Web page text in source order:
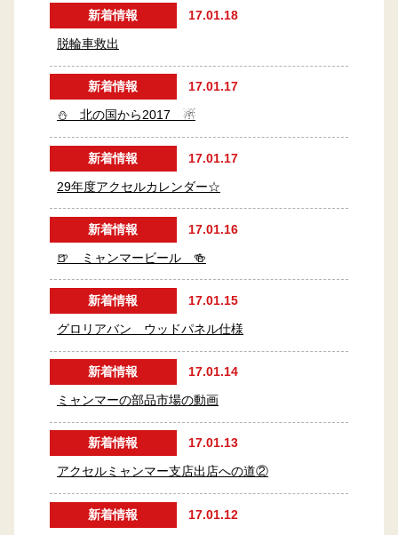
新着情報 17.01.18
脱輪車救出
新着情報 17.01.17
⛄ 北の国から2017 ☃
新着情報 17.01.17
29年度アクセルカレンダー☆
新着情報 17.01.16
🍺 ミャンマービール 🍻
新着情報 17.01.15
グロリアバン ウッドパネル仕様
新着情報 17.01.14
ミャンマーの部品市場の動画
新着情報 17.01.13
アクセルミャンマー支店出店への道②
新着情報 17.01.12